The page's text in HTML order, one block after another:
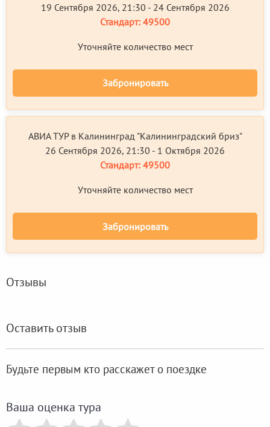
19 Сентября 2026, 21:30 - 24 Сентября 2026
Стандарт: 49500
Уточняйте количество мест
Забронировать
АВИА ТУР в Калининград "Калининградский бриз"
26 Сентября 2026, 21:30 - 1 Октября 2026
Стандарт: 49500
Уточняйте количество мест
Забронировать
Отзывы
Оставить отзыв
Будьте первым кто расскажет о поездке
Ваша оценка тура